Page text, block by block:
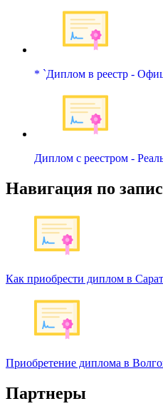
* `Диплом в реестр -
Диплом с реестром -
Навигация по
Как приобрести диплом в
Приобретение диплома в
Партнеры